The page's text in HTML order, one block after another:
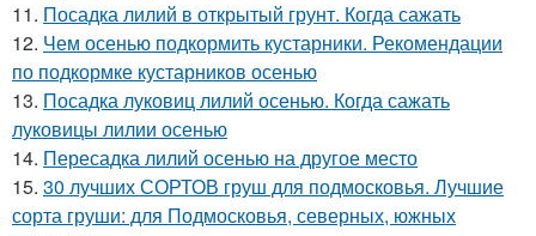
11. Посадка лилий в открытый грунт. Когда сажать
12. Чем осенью подкормить кустарники. Рекомендации
по подкормке кустарников осенью
13. Посадка луковиц лилий осенью. Когда сажать
луковицы лилии осенью
14. Пересадка лилий осенью на другое место
15. 30 лучших СОРТОВ груш для подмосковья. Лучшие
сорта груши: для Подмосковья, северных, южных